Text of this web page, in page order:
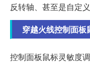
反转轴、甚至是自定
穿越火线控制面板
控制面板鼠标灵敏度